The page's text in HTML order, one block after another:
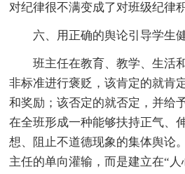
对纪律很不满变成了对班级纪律
六、用正确的舆论引导学生
班主任在教育、教学、生活
非标准进行褒贬，该肯定的就肯
和奖励；该否定的就否定，并给
在全班形成一种能够扶持正气、
想、阻止不道德现象的集体舆论
主任的单向灌输，而是建立在“